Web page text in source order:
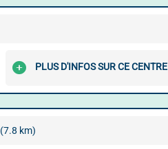
PLUS D'INFOS SUR CE CENTRE
(7.8 km)